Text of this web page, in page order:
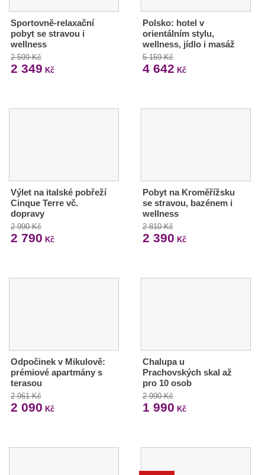
Sportovně-relaxační
pobyt se stravou i
wellness
2 599 Kč
2 349 Kč
Polsko: hotel v
orientálním stylu,
wellness, jídlo i masáž
5 159 Kč
4 642 Kč
Výlet na italské pobřeží
Cinque Terre vč.
dopravy
2 990 Kč
2 790 Kč
Pobyt na Kroměřížsku
se stravou, bazénem i
wellness
2 810 Kč
2 390 Kč
Odpočinek v Mikulově:
prémiové apartmány s
terasou
2 961 Kč
2 090 Kč
Chalupa u
Prachovských skal až
pro 10 osob
2 990 Kč
1 990 Kč